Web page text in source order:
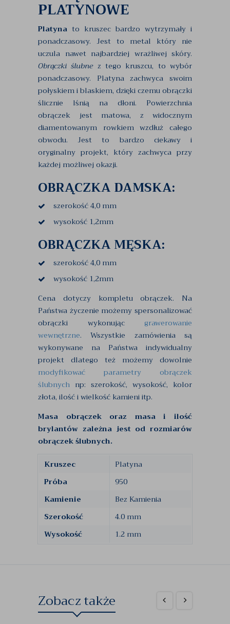
PLATYNOWE
Platyna to kruszec bardzo wytrzymały i
ponadczasowy. Jest to metal który nie
uczula nawet najbardziej wrażliwej skóry.
Obrączki ślubnez tego kruszcu, to wybór
ponadczasowy. Platyna zachwyca swoim
połyskiem i blaskiem, dzięki czemu obrączki
ślicznie lśnią na dłoni. Powierzchnia
obrączek jest matowa, z widocznym
diamentowanym rowkiem wzdłuż całego
obwodu. Jest to bardzo ciekawy i
oryginalny projekt, który zachwyca przy
każdej możliwej okazji.
OBRĄCZKA DAMSKA:
szerokość 4,0 mm
wysokość 1,2mm
OBRĄCZKA MĘSKA:
szerokość 4,0 mm
wysokość 1,2mm
Cena dotyczy kompletu obrączek. Na
Państwa życzenie możemy spersonalizować
obrączki wykonując grawerowanie
wewnętrzne. Wszystkie zamówienia są
wykonywane na Państwa indywidualny
projekt dlatego też możemy dowolnie
modyfikować parametry obrączek
ślubnych np: szerokość, wysokość, kolor
złota, ilość i wielkość kamieni itp.
Masa obrączek oraz masa i ilość
brylantów zależna jest od rozmiarów
obrączek ślubnych.
Kruszec
Platyna
Próba
950
Kamienie
Bez Kamienia
Szerokość
4.0 mm
Wysokość
1.2 mm
Zobacz także